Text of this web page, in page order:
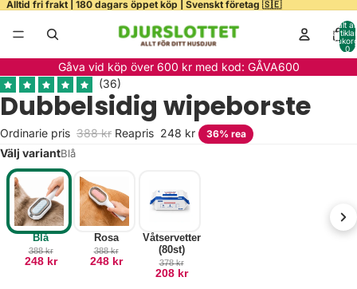
Alltid fri frakt | 180 dagars öppet köp | Svenskt företag 🇸🇪
Totalt
0
Gåva vid köp över 600 kr med kod: GÅVA600
Dubbelsidig wipeborste
Ordinarie pris 388 kr Reapris 248 kr 36% rea
Välj variantBlå
Blå
388 kr
248 kr
Rosa
388 kr
248 kr
Våtservetter
(80st)
378 kr
208 kr
Variant